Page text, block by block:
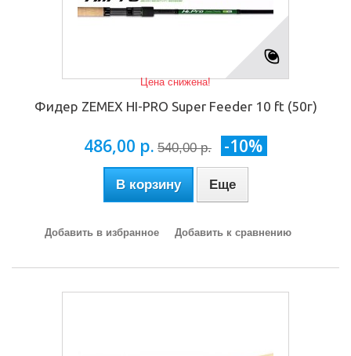
Цена снижена!
Фидер ZEMEX HI-PRO Super Feeder 10 ft (50г)
486,00 р. 540,00 р. -10%
В корзину Еще
Добавить в избранное Добавить к сравнению